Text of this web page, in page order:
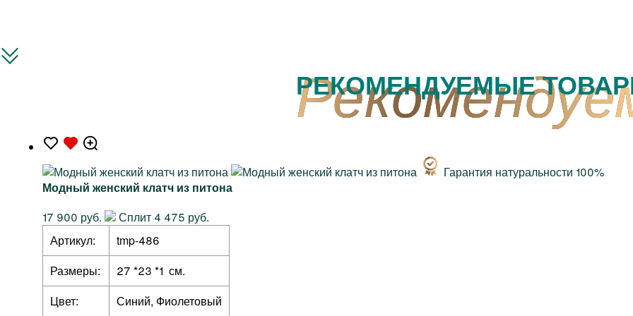
РЕКОМЕНДУЕМЫЕ
Гарантия натуральности 100%
Модный женский клатч из питона
17 900 руб.
Сплит 4 475 руб.
Артикул:
tmp-486
Размеры:
27 *23 *1 см.
Цвет:
Синий, Фиолетовый